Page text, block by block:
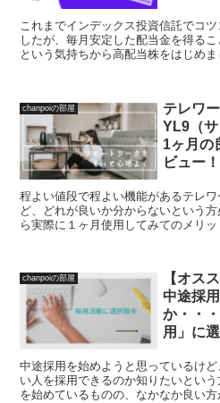
これまでインデックス投資信託でコ
したが、毎月安定した配当金を得る
という気持ちから高配当株をはじめ
chanpoiの部屋
テレワ
YL9（
1ヶ月の
ビュー！
程よい値段で程よい機能があるテレ
ど、どれが良いか分からないという
ら実際に１ヶ月使用してみてのメリ
chanpoiの部屋
【オス
中途採
か・・
用」に
中途採用を始めようと思っているけ
い人を採用できるのか知りたいとい
を始めているものの、なかなか良い